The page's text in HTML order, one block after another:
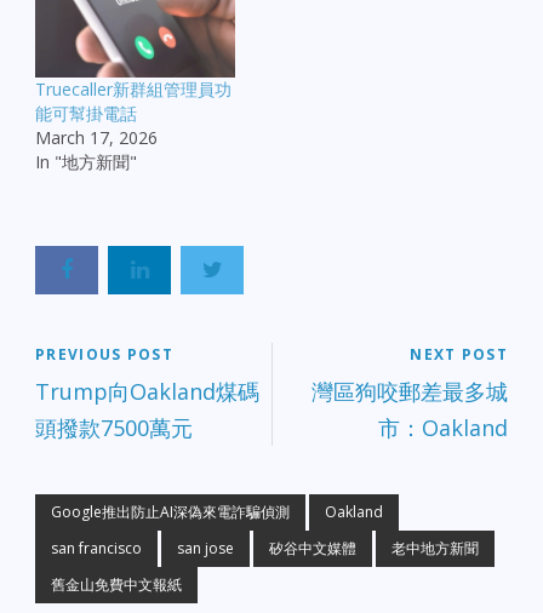
學阿爾巴尼分校
（University at Albany）
等學術機構致力打假。 這
是打擊散播造假影片或錄
音亂象的廣泛行動之一。
「此挑戰目標為製作出讓
所有人都能使用的技術，
偵測AI是否被用來竄改影
Truecaller新群組管理員功
能可幫掛電話
March 17, 2026
In "地方新聞"
PREVIOUS POST
Trump向Oakland煤碼
頭撥款7500萬元
NEXT POST
灣區狗咬郵差最多城
市：Oakland
Google推出防止AI深偽來電詐騙偵測
Oakland
san francisco
san jose 矽谷中文媒體
老中地方新聞
舊金山免費中文報紙